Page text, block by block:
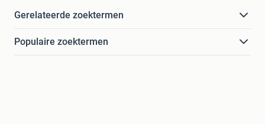
Gerelateerde zoektermen
Populaire zoektermen